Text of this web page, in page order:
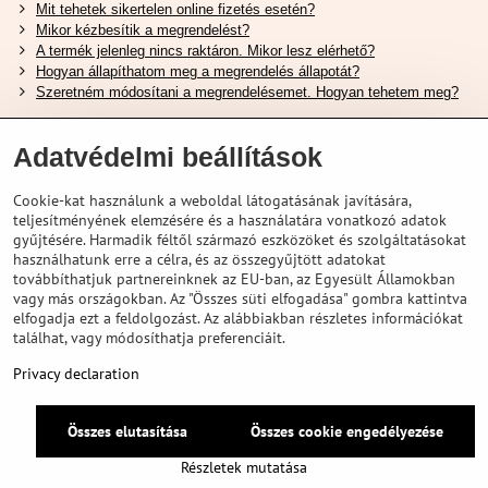
Mit tehetek sikertelen online fizetés esetén?
Mikor kézbesítik a megrendelést?
A termék jelenleg nincs raktáron. Mikor lesz elérhető?
Hogyan állapíthatom meg a megrendelés állapotát?
Szeretném módosítani a megrendelésemet. Hogyan tehetem meg?
Hasznos Linkek
Hogyan válasszuk ki a megfelelő felfüggesztési villát ?
Hogyan válasszuk ki a megfelelő méretű sisakot?
Shimano E-Bike Akkumulátor Útmutató
Schwalbe Tubeless Gumik Felfedezése
Privacy declaration
Adatvédelmi beállítások
Cookie-kat használunk a weboldal látogatásának javítására,
teljesítményének elemzésére és a használatára vonatkozó adatok
gyűjtésére. Harmadik féltől származó eszközöket és szolgáltatásokat
használhatunk erre a célra, és az összegyűjtött adatokat
továbbíthatjuk partnereinknek az EU-ban, az Egyesült Államokban
vagy más országokban. Az "Összes süti elfogadása" gombra kattintva
elfogadja ezt a feldolgozást. Az alábbiakban részletes információkat
találhat, vagy módosíthatja preferenciáit.
Privacy declaration
Részletek mutatása
Összes cookie engedélyezése
Összes elutasítása